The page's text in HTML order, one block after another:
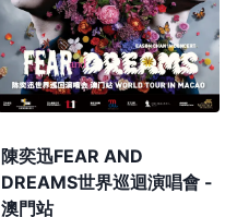
陳奕迅FEAR AND
DREAMS世界巡迴演唱會 -
澳門站